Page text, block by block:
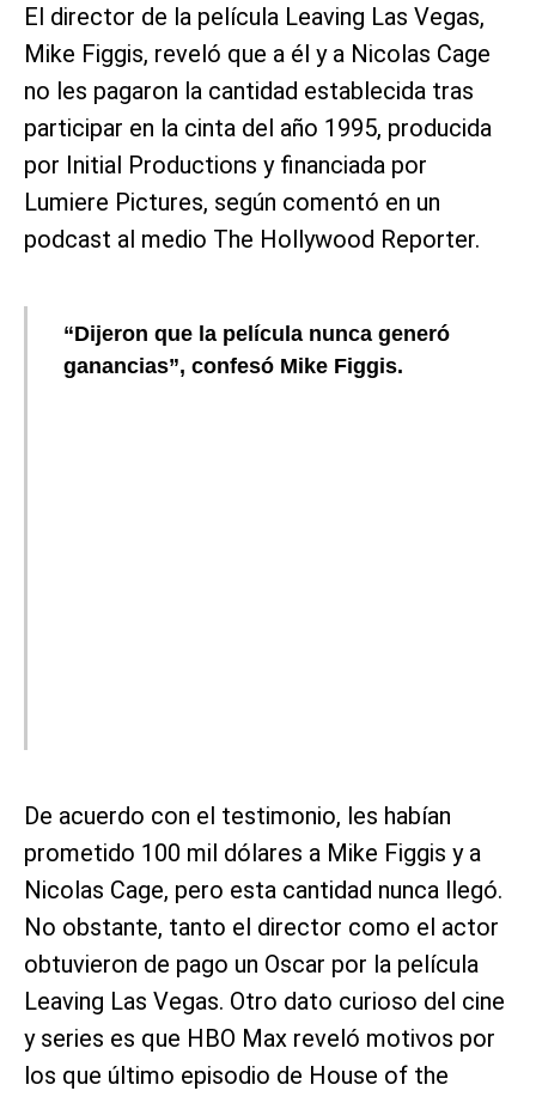
El director de la película Leaving Las Vegas,
Mike Figgis, reveló que a él y a Nicolas Cage
no les pagaron la cantidad establecida tras
participar en la cinta del año 1995, producida
por Initial Productions y financiada por
Lumiere Pictures, según comentó en un
podcast al medio The Hollywood Reporter.
“Dijeron que la película nunca generó
ganancias”, confesó Mike Figgis.
De acuerdo con el testimonio, les habían
prometido 100 mil dólares a Mike Figgis y a
Nicolas Cage, pero esta cantidad nunca llegó.
No obstante, tanto el director como el actor
obtuvieron de pago un Oscar por la película
Leaving Las Vegas. Otro dato curioso del cine
y series es que HBO Max reveló motivos por
los que último episodio de House of the